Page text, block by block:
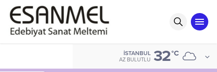
İSTANBUL
AZ BULUTLU 32°C